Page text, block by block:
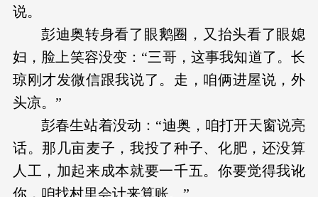
说。
彭迪奥转身看了眼鹅圈，又抬头看了眼媳
妇，脸上笑容没变：“三哥，这事我知道了。长
琼刚才发微信跟我说了。走，咱俩进屋说，外
头凉。”
彭春生站着没动：“迪奥，咱打开天窗说亮
话。那几亩麦子，我投了种子、化肥，还没算
人工，加起来成本就要一千五。你要觉得我讹
你，咱找村里会计来算账。”